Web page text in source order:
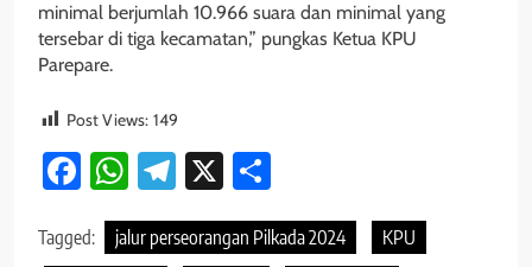
minimal berjumlah 10.966 suara dan minimal yang
tersebar di tiga kecamatan,” pungkas Ketua KPU
Parepare.
Post Views: 149
Facebook
WhatsApp
Telegram
X
Tagged: jalur perseorangan Pilkada 2024
KPU